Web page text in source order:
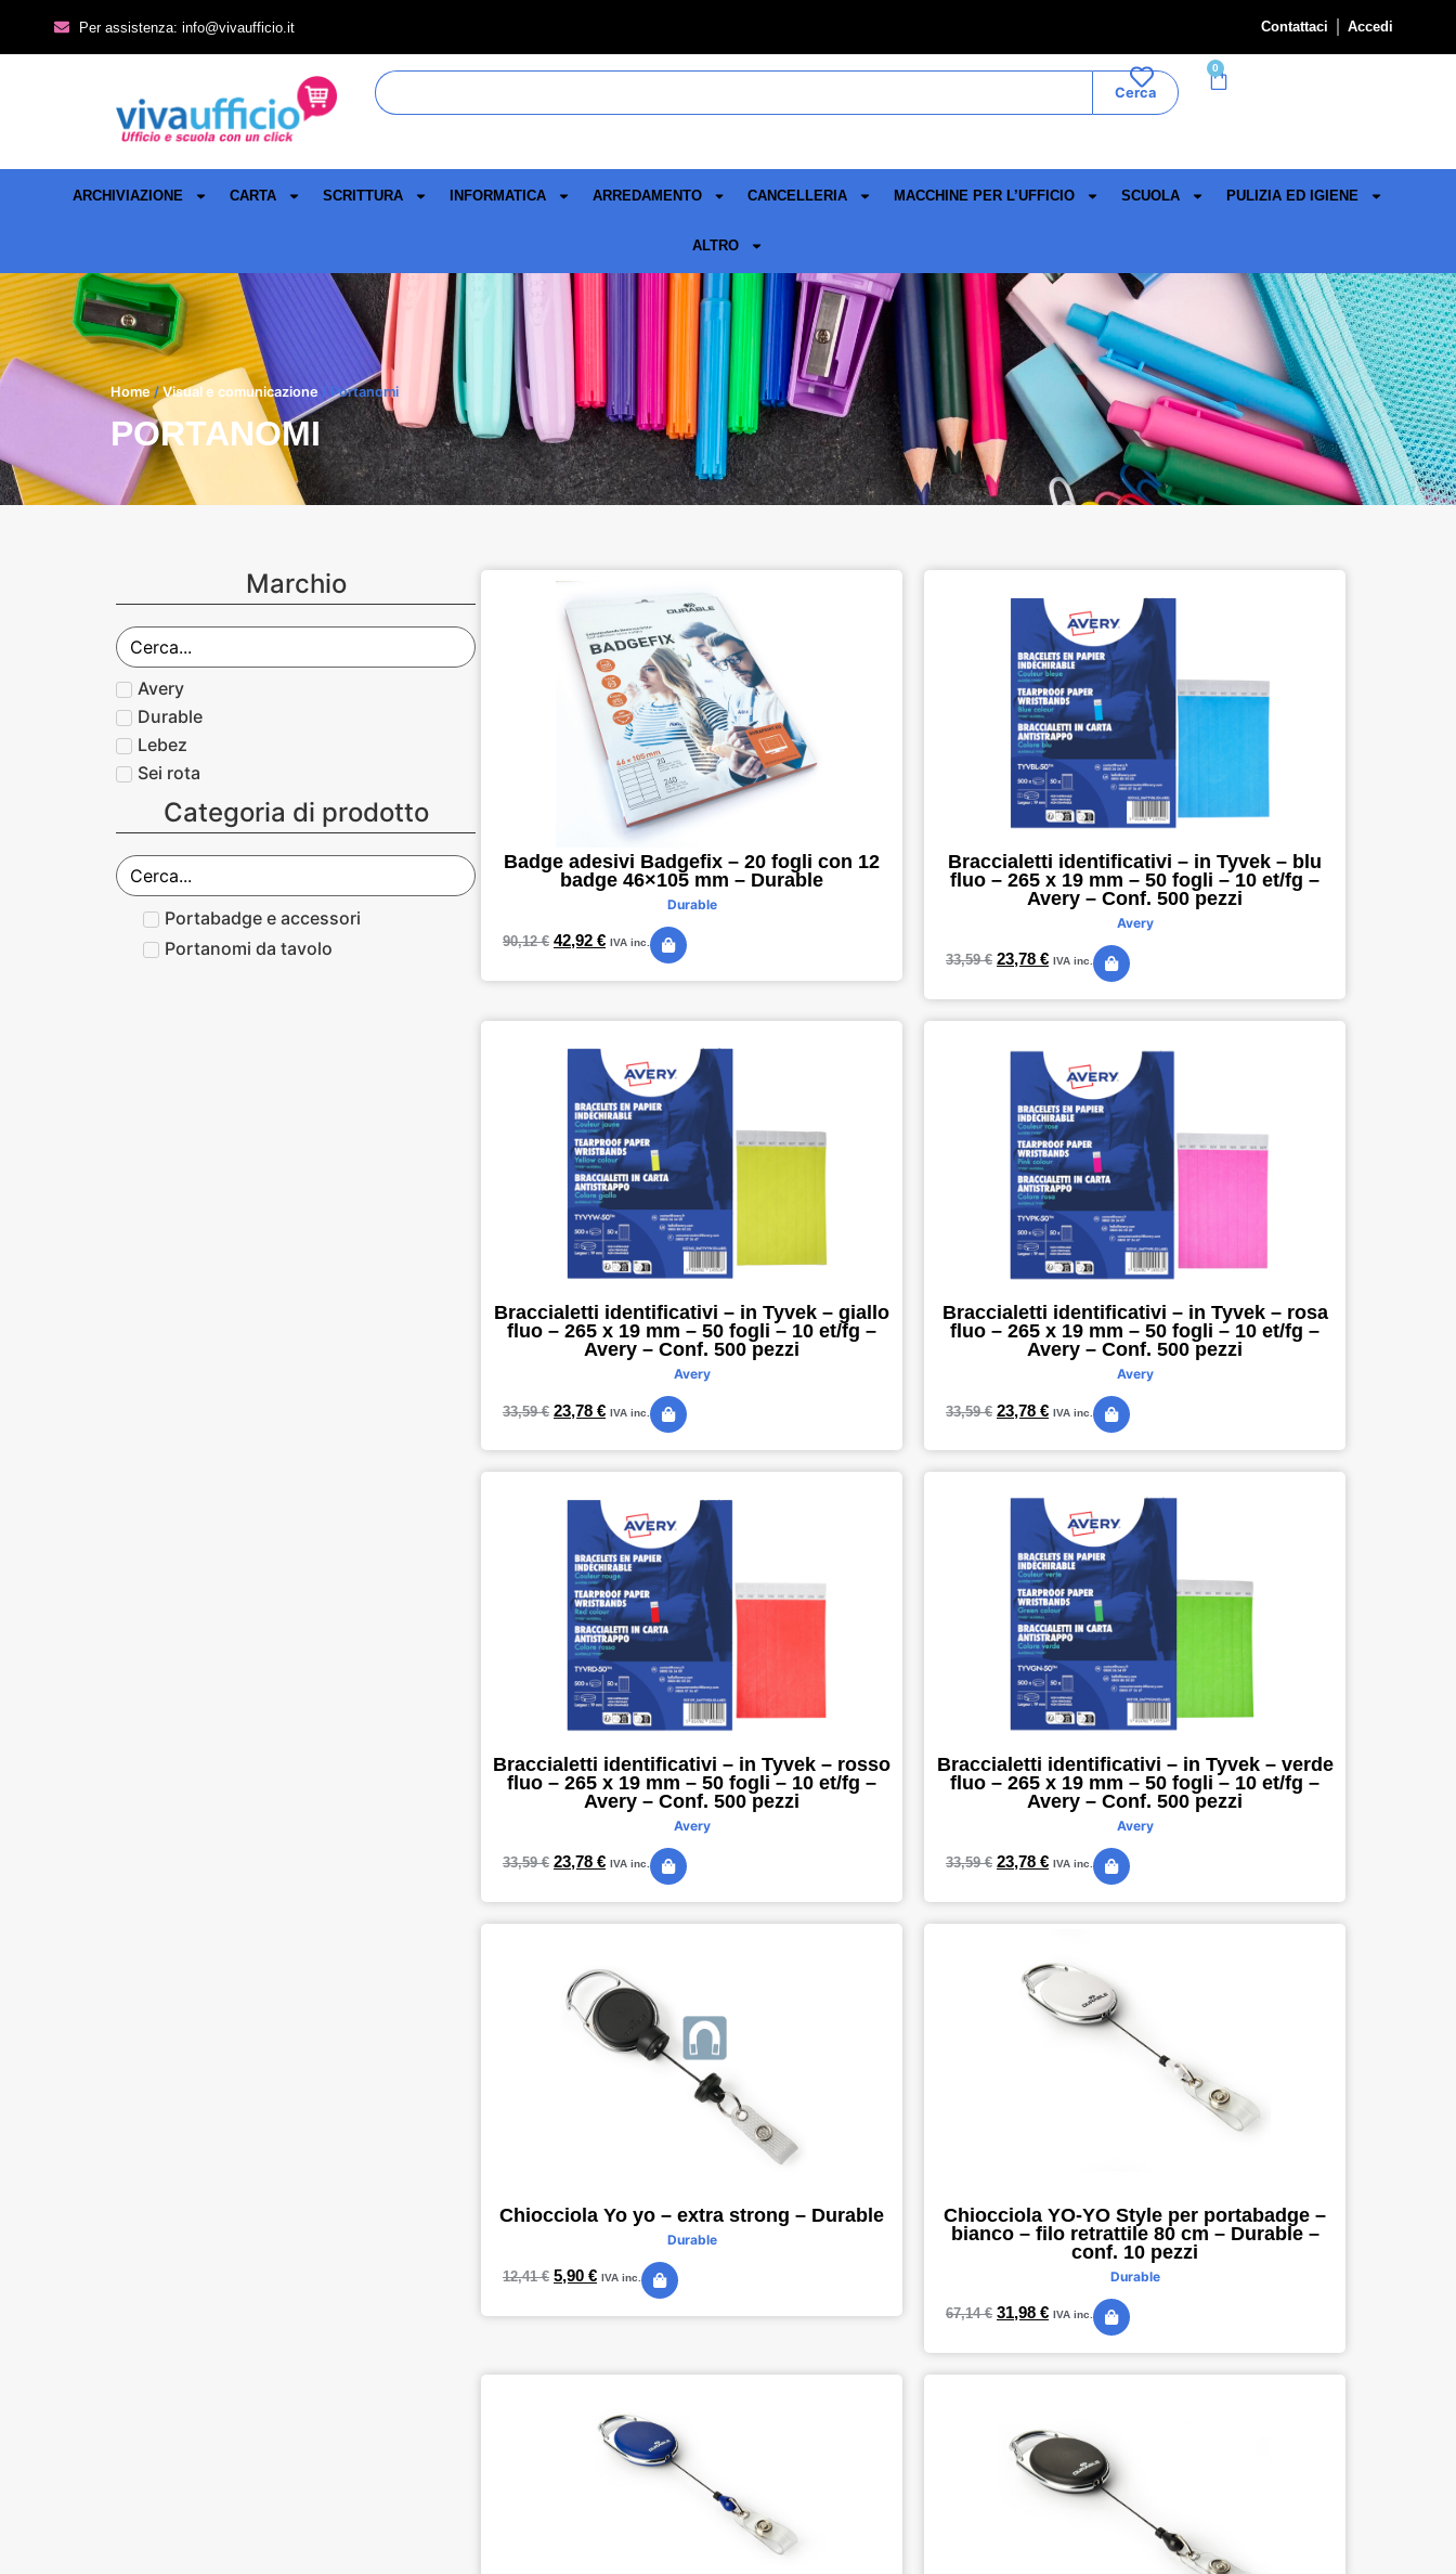
Per assistenza: info@vivaufficio.it Contattaci Accedi
Cerca
0
ARCHIVIAZIONE CARTA SCRITTURA INFORMATICA ARREDAMENTO CANCELLERIA MACCHINE PER L’UFFICIO SCUOLA PULIZIA ED IGIENE
ALTRO
Home/Visual e comunicazione / Portanomi
PORTANOMI
Marchio
Avery
Durable
Lebez
Sei rota
Categoria di prodotto
Portabadge e accessori
Portanomi da tavolo
Badge adesivi Badgefix – 20 fogli con 12
badge 46×105 mm – Durable
Durable
90,12€ 42,92 € IVA inc.
Braccialetti identificativi – in Tyvek – blu
fluo – 265 x 19 mm – 50 fogli – 10 et/fg –
Avery – Conf. 500 pezzi
Avery
33,59€ 23,78 € IVA inc.
Braccialetti identificativi – in Tyvek – giallo
fluo – 265 x 19 mm – 50 fogli – 10 et/fg –
Avery – Conf. 500 pezzi
Avery
33,59€ 23,78 € IVA inc.
Braccialetti identificativi – in Tyvek – rosa
fluo – 265 x 19 mm – 50 fogli – 10 et/fg –
Avery – Conf. 500 pezzi
Avery
33,59€ 23,78 € IVA inc.
Braccialetti identificativi – in Tyvek – rosso
fluo – 265 x 19 mm – 50 fogli – 10 et/fg –
Avery – Conf. 500 pezzi
Avery
33,59€ 23,78 € IVA inc.
Braccialetti identificativi – in Tyvek – verde
fluo – 265 x 19 mm – 50 fogli – 10 et/fg –
Avery – Conf. 500 pezzi
Avery
33,59€ 23,78 € IVA inc.
Chiocciola Yo yo – extra strong – Durable
Durable
12,41€ 5,90 € IVA inc.
Chiocciola YO-YO Style per portabadge –
bianco – filo retrattile 80 cm – Durable –
conf. 10 pezzi
Durable
67,14€ 31,98 € IVA inc.